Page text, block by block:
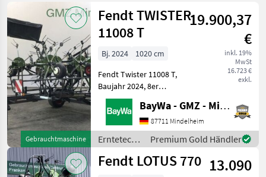
Gebrauchtmaschine
Fendt TWISTER
11008 T
19.900,37
€
inkl. 19%
MwSt
16.723 €
exkl.
Bj. 2024
1020 cm
Fendt Twister 11008 T,
Baujahr 2024, 8er
Kreiselheuer gezogen,
Arbeitsbreite 10, 2m,
Eigengewicht ca. 1860 kg,
Leistungsbedarf ca. 54 PS,
Grenzstreutuch, 1DW+2EW
erforderlic
BayWa - GMZ - Mindelheim
87711 Mindelheim
Erntetechnik
Grünland /
Fendt
Premium Gold Händler
Fendt LOTUS 770 13.090